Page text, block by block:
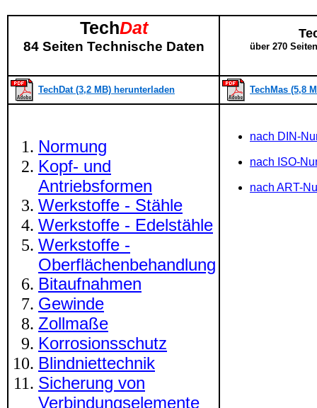
TechDat
84 Seiten Technische Daten über 270
TechDat (3,2 MB) herunterladen TechMas (5,8
Normung
Kopf- und
Antriebsformen
Werkstoffe - Stähle
Werkstoffe - Edelstähle
Werkstoffe -
Oberflächenbehandlung
Bitaufnahmen
Gewinde
Zollmaße
Korrosionsschutz
Blindniettechnik
Sicherung von
Verbindungselemente
nach DIN-
nach ISO-
nach ART-